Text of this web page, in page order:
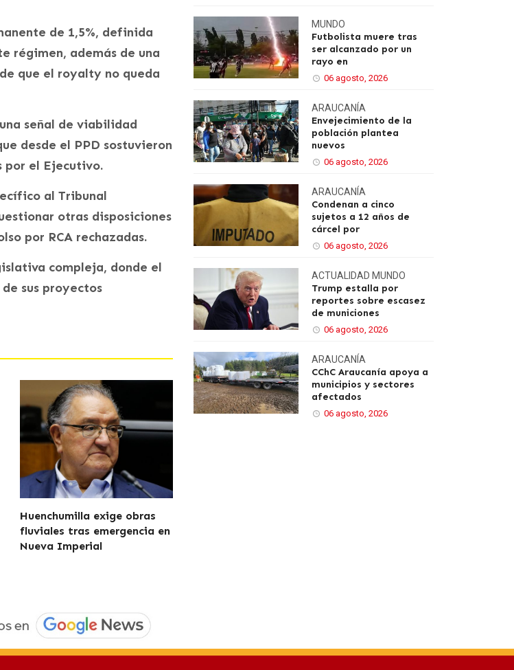
de 1,5%, definida
régimen, además de una
que el royalty no queda
señal de viabilidad
desde el PPD sostuvieron
por el Ejecutivo.
al Tribunal
otras disposiciones
por RCA rechazadas.
compleja, donde el
sus proyectos
Huenchumilla exige obras
fluviales tras emergencia en
Nueva Imperial
MUNDO
Futbolista muere tras
ser alcanzado por un
rayo en
06 agosto, 2026
ARAUCANÍA
Envejecimiento de la
población plantea
nuevos
06 agosto, 2026
ARAUCANÍA
Condenan a cinco
sujetos a 12 años de
cárcel por
06 agosto, 2026
ACTUALIDAD MUNDO
Trump estalla por
reportes sobre escasez
de municiones
06 agosto, 2026
ARAUCANÍA
CChC Araucanía apoya a
municipios y sectores
afectados
06 agosto, 2026